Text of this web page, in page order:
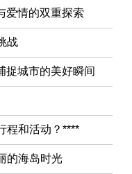
爱情的双重探索
战
捉城市的美好瞬间
程和活动？****
的海岛时光